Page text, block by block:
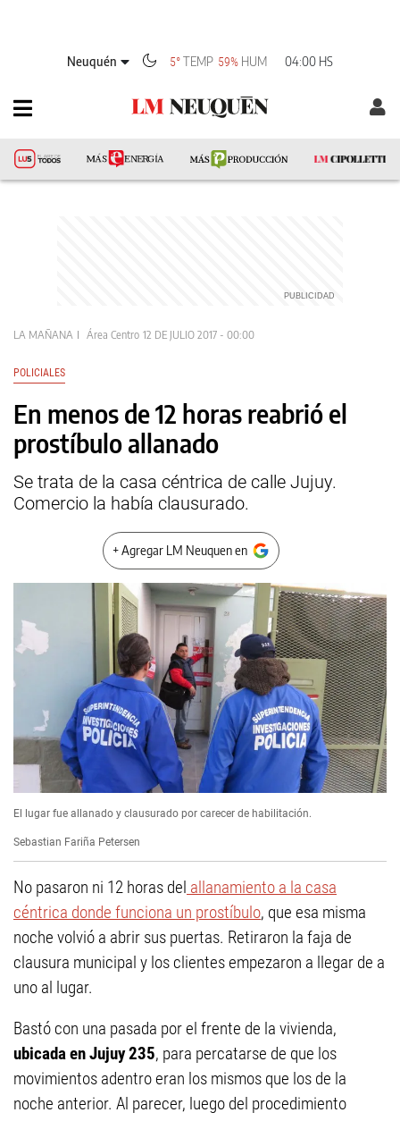
Neuquén 5°TEMP 59% HUM 04:00 HS
LA MAÑANA Área Centro 12 DE JULIO 2017 - 00:00
POLICIALES
En menos de 12 horas reabrió el
prostíbulo allanado
Se trata de la casa céntrica de calle Jujuy.
Comercio la había clausurado.
+ Agregar LM Neuquen en
El lugar fue allanado y clausurado por carecer de habilitación.
Sebastian Fariña Petersen
No pasaron ni 12 horas del allanamiento a la casa
céntrica donde funciona un prostíbulo, que esa misma
noche volvió a abrir sus puertas. Retiraron la faja de
clausura municipal y los clientes empezaron a llegar de a
uno al lugar.
Bastó con una pasada por el frente de la vivienda,
ubicada en Jujuy 235, para percatarse de que los
movimientos adentro eran los mismos que los de la
noche anterior. Al parecer, luego del procedimiento